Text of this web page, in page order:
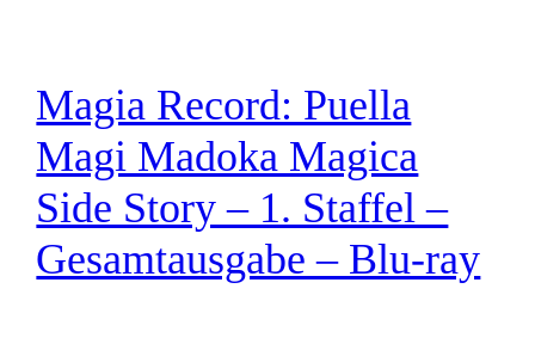
Magia Record: Puella
Magi Madoka Magica
Side Story – 1. Staffel –
Gesamtausgabe – Blu-ray